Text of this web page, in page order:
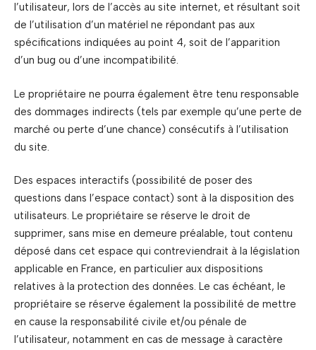
l’utilisateur, lors de l’accès au site internet, et résultant soit
de l’utilisation d’un matériel ne répondant pas aux
spécifications indiquées au point 4, soit de l’apparition
d’un bug ou d’une incompatibilité.
Le propriétaire ne pourra également être tenu responsable
des dommages indirects (tels par exemple qu’une perte de
marché ou perte d’une chance) consécutifs à l’utilisation
du site.
Des espaces interactifs (possibilité de poser des
questions dans l’espace contact) sont à la disposition des
utilisateurs. Le propriétaire se réserve le droit de
supprimer, sans mise en demeure préalable, tout contenu
déposé dans cet espace qui contreviendrait à la législation
applicable en France, en particulier aux dispositions
relatives à la protection des données. Le cas échéant, le
propriétaire se réserve également la possibilité de mettre
en cause la responsabilité civile et/ou pénale de
l’utilisateur, notamment en cas de message à caractère